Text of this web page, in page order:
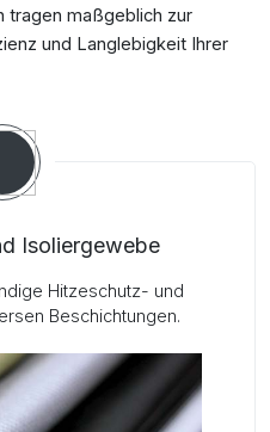
tragen maßgeblich zur
und Langlebigkeit Ihrer
Isoliergewebe
Hitzeschutz- und
Beschichtungen.